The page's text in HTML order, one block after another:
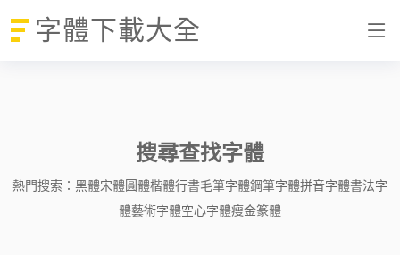
字體下載大全
搜尋查找字體
熱門搜索： 黑體宋體圓體楷體行書毛筆字體鋼筆字體拼音字體書法字
體藝術字體空心字體瘦金篆體